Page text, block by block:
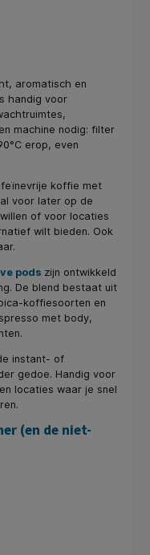
aromatisch en
handig voor
machine nodig: filter
erop, even
koffie met
voor later op de
of voor locaties
wilt bieden. Ook
pods zijn ontwikkeld
De blend bestaat uit
koffiesoorten en
met body,
instant- of
gedoe. Handig voor
locaties waar je snel
(en de niet-